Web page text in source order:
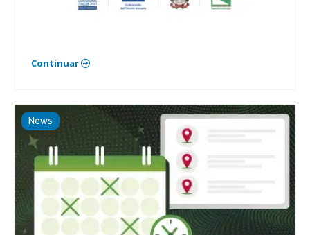
Continuar
News